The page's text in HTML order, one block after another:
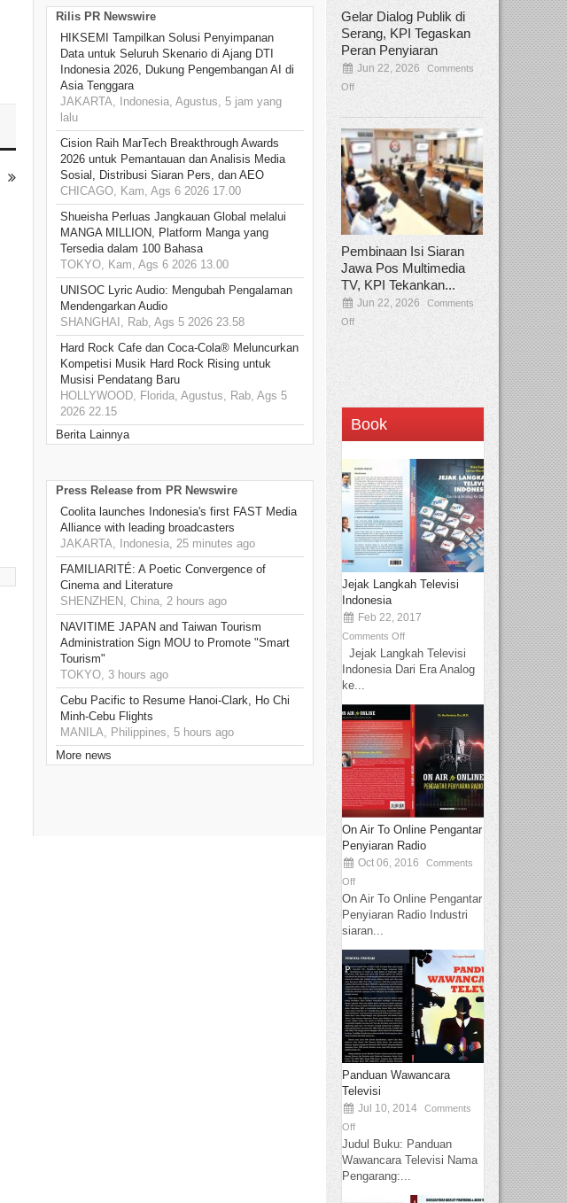
Rilis PR Newswire
HIKSEMI Tampilkan Solusi Penyimpanan
Data untuk Seluruh Skenario di Ajang DTI
Indonesia 2026, Dukung Pengembangan AI di
Asia Tenggara
JAKARTA, Indonesia, Agustus, 5 jam yang
lalu
Cision Raih MarTech Breakthrough Awards
2026 untuk Pemantauan dan Analisis Media
Sosial, Distribusi Siaran Pers, dan AEO
CHICAGO, Kam, Ags 6 2026 17.00
Shueisha Perluas Jangkauan Global melalui
MANGA MILLION, Platform Manga yang
Tersedia dalam 100 Bahasa
TOKYO, Kam, Ags 6 2026 13.00
UNISOC Lyric Audio: Mengubah Pengalaman
Mendengarkan Audio
SHANGHAI, Rab, Ags 5 2026 23.58
Hard Rock Cafe dan Coca-Cola® Meluncurkan
Kompetisi Musik Hard Rock Rising untuk
Musisi Pendatang Baru
HOLLYWOOD, Florida, Agustus, Rab, Ags 5
2026 22.15
Berita Lainnya
Press Release from PR Newswire
Coolita launches Indonesia's first FAST Media
Alliance with leading broadcasters
JAKARTA, Indonesia, 25 minutes ago
FAMILIARITÉ: A Poetic Convergence of
Cinema and Literature
SHENZHEN, China, 2 hours ago
NAVITIME JAPAN and Taiwan Tourism
Administration Sign MOU to Promote "Smart
Tourism"
TOKYO, 3 hours ago
Cebu Pacific to Resume Hanoi-Clark, Ho Chi
Minh-Cebu Flights
MANILA, Philippines, 5 hours ago
More news
Gelar Dialog Publik di
Serang, KPI Tegaskan
Peran Penyiaran
Jun 22, 2026
Comments
Off
Pembinaan Isi Siaran
Jawa Pos Multimedia
TV, KPI Tekankan...
Jun 22, 2026
Comments
Off
Book
Jejak Langkah Televisi
Indonesia
Feb 22, 2017
Comments Off
Jejak Langkah Televisi
Indonesia Dari Era Analog
ke...
On Air To Online Pengantar
Penyiaran Radio
Oct 06, 2016
Comments
Off
On Air To Online Pengantar
Penyiaran Radio Industri
siaran...
Panduan Wawancara
Televisi
Jul 10, 2014
Comments
Off
Judul Buku: Panduan
Wawancara Televisi Nama
Pengarang:...